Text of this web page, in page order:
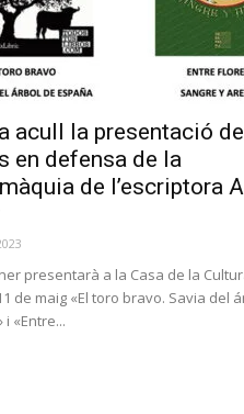
acull la presentació
en defensa de la
de l’escriptora
presentarà a la Casa de la
de maig «El toro bravo. Savia del
i «Entre...